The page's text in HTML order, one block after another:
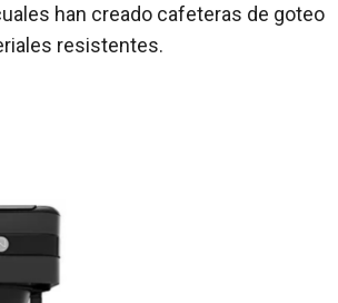
han creado cafeteras de goteo
resistentes.